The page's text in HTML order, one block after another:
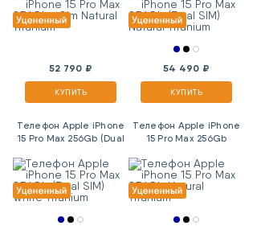
52 790 ₽
КУПИТЬ
54 490 ₽
КУПИТЬ
Телефон Apple iPhone
15 Pro Max 256Gb (Dual
Телефон Apple iPhone
15 Pro Max 256Gb